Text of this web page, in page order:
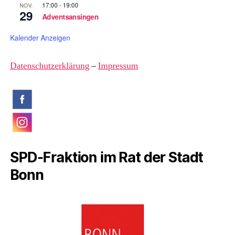
NOV.
29
17:00 - 19:00
Adventsansingen
Kalender Anzeigen
Datenschutzerklärung–Impressum
SPD-Fraktion im Rat der Stadt
Bonn